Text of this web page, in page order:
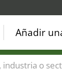
Añadir